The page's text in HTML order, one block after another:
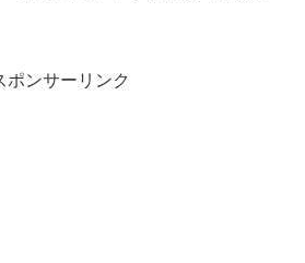
ポンサーリンク